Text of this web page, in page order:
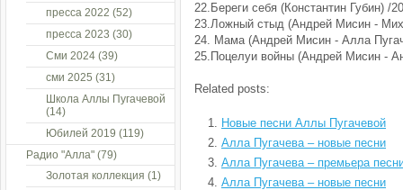
22.Береги себя (Константин Губин) /
23.Ложный стыд (Андрей Мисин -
24. Мама (Андрей Мисин - Алла
25.Поцелуи войны (Андрей Мисин -
Related posts:
Новые песни Аллы Пугачевой
Алла Пугачева – новые песни
Алла Пугачева – премьера
Алла Пугачева – новые песни
пресса 2022 (52)
пресса 2023 (30)
Сми 2024 (39)
сми 2025 (31)
Школа Аллы Пугачевой
(14)
Юбилей 2019 (119)
Радио "Алла" (79)
Золотая коллекция (1)